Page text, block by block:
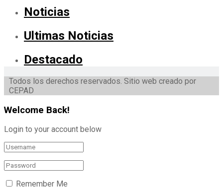
Noticias
Ultimas Noticias
Destacado
Todos los derechos reservados. Sitio web creado por
CEPAD
Welcome Back!
Login to your account below
Remember Me